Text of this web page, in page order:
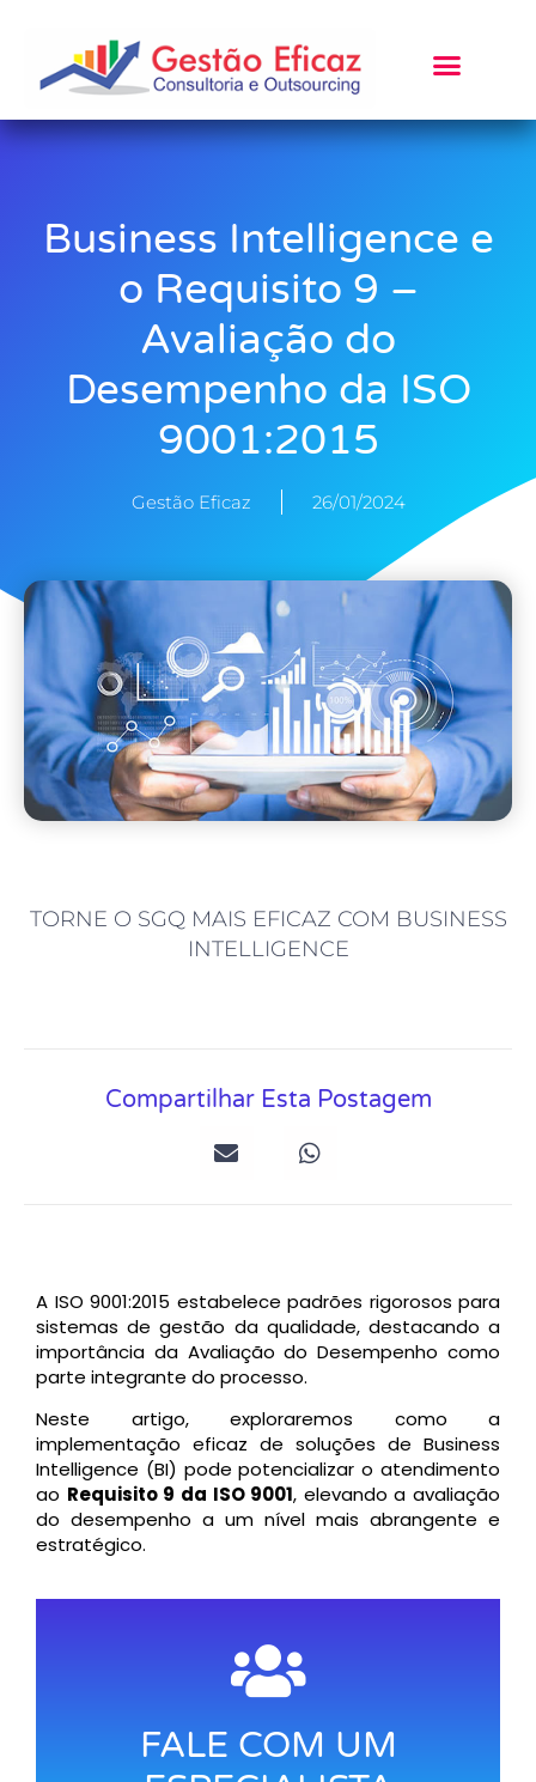
Business Intelligence e
o Requisito 9 –
Avaliação do
Desempenho da ISO
9001:2015
Gestão Eficaz 26/01/2024
TORNE O SGQ MAIS EFICAZ COM BUSINESS
INTELLIGENCE
Compartilhar Esta Postagem
A ISO 9001:2015 estabelece padrões rigorosos para
sistemas de gestão da qualidade, destacando a
importância da Avaliação do Desempenho como
parte integrante do processo.
Neste artigo, exploraremos como a
implementação eficaz de soluções de Business
Intelligence (BI) pode potencializar o atendimento
ao Requisito 9 da ISO 9001, elevando a avaliação
do desempenho a um nível mais abrangente e
estratégico.
FALE COM UM